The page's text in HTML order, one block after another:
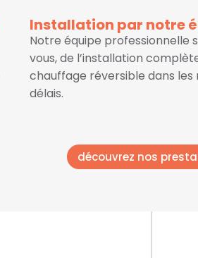
Installation par notre
Notre équipe professionnelle
vous, de l’installation
chauffage réversible dans les
délais.
découvrez nos